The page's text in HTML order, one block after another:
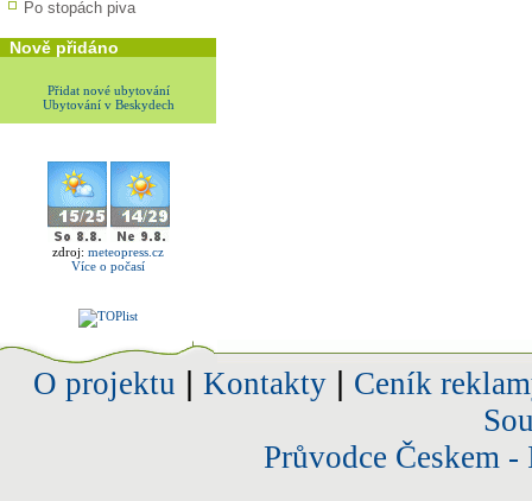
Po stopách piva
Nově přidáno
Přidat nové ubytování
Ubytování v Beskydech
zdroj: meteopress.cz
Více o počasí
O projektu Kontakty| Ceník
Průvodce Českem